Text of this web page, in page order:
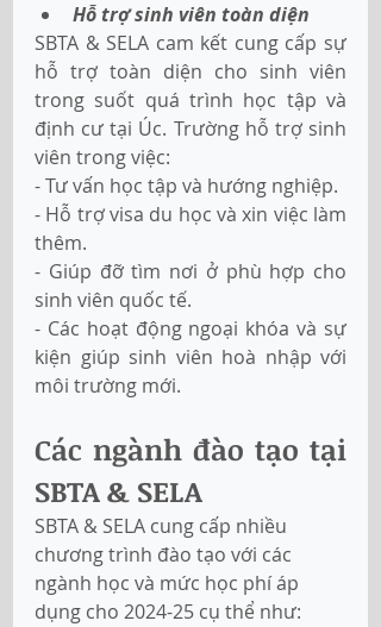
Hỗ trợ sinh viên toàn diện
SBTA & SELA cam kết cung cấp sự
hỗ trợ toàn diện cho sinh viên
trong suốt quá trình học tập và
định cư tại Úc. Trường hỗ trợ sinh
viên trong việc:
- Tư vấn học tập và hướng nghiệp.
- Hỗ trợ visa du học và xin việc làm
thêm.
- Giúp đỡ tìm nơi ở phù hợp cho
sinh viên quốc tế.
- Các hoạt động ngoại khóa và sự
kiện giúp sinh viên hoà nhập với
môi trường mới.
Các ngành đào tạo tại
SBTA & SELA
SBTA & SELA cung cấp nhiều
chương trình đào tạo với các
ngành học và mức học phí áp
dụng cho 2024-25 cụ thể như: